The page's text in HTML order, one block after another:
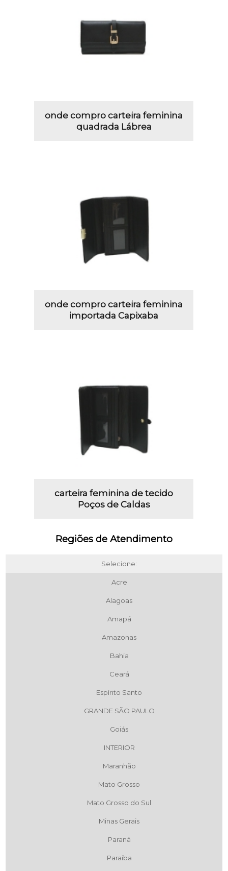
onde compro carteira feminina
quadrada Lábrea
onde compro carteira feminina
importada Capixaba
carteira feminina de tecido
Poços de Caldas
Regiões de Atendimento
Selecione:
Acre
Alagoas
Amapá
Amazonas
Bahia
Ceará
Espírito Santo
GRANDE SÃO PAULO
Goiás
INTERIOR
Maranhão
Mato Grosso
Mato Grosso do Sul
Minas Gerais
Paraná
Paraíba